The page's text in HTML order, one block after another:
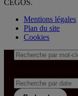
CEGOS.
Mentions légales
Plan du site
Cookies